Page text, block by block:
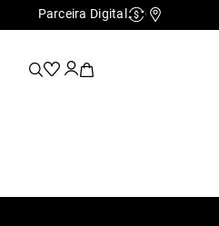
Parceira Digital Cashback